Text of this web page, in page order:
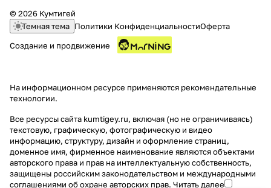
© 2026 Кумтигей
Темная тема Политики КонфиденциальностиОферта
Создание и продвижение
На информационном ресурсе применяются рекомендательные
технологии.
Все ресурсы сайта kumtigey.ru, включая (но не ограничиваясь)
текстовую, графическую, фотографическую и видео
информацию, структуру, дизайн и оформление страниц,
доменное имя, фирменное наименование являются объектами
авторского права и прав на интеллектуальную собственность,
защищены российским законодательством и международными
соглашениями об охране авторских прав. Читать далее